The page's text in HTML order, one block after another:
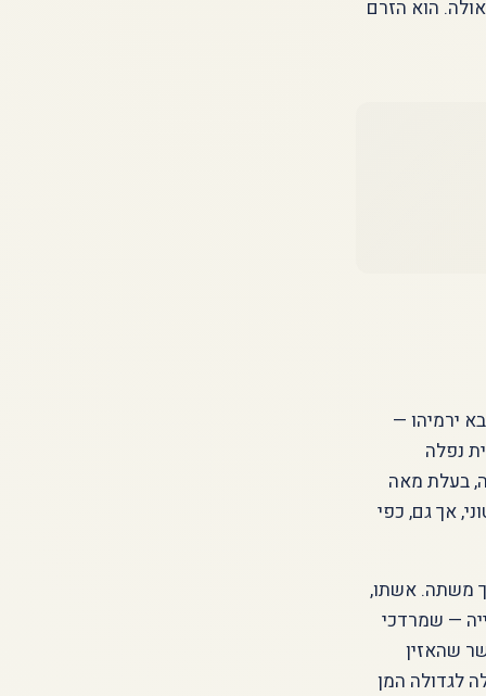
הוא הזרם
ירמיהו —
נפלה
בעלת מאה
אך גם, כפי
משתה. אשתו,
— שמרדכי
שהאזין
לגדולה המן